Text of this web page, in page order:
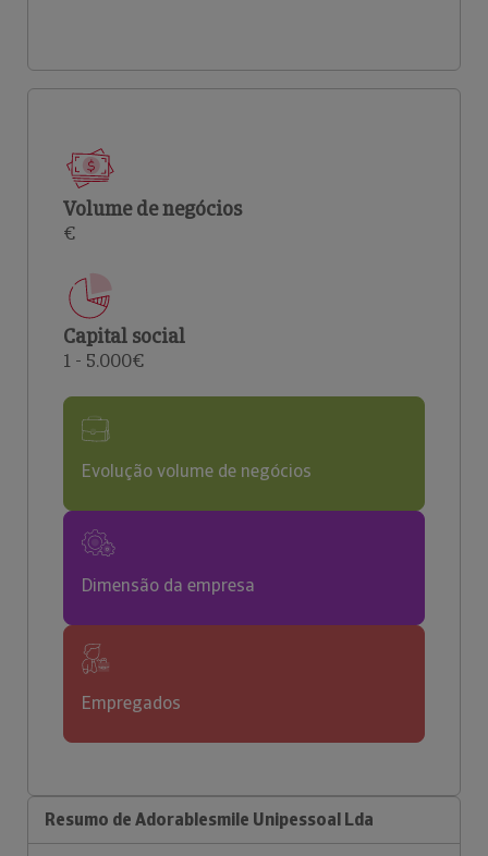
Volume de negócios
€
Capital social
1 - 5.000€
Evolução volume de negócios
Dimensão da empresa
Empregados
Resumo de Adorablesmile Unipessoal Lda